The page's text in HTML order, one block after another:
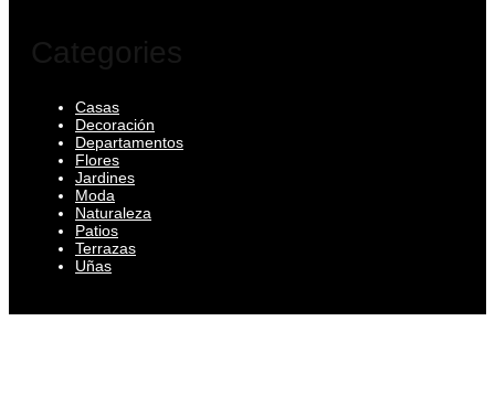
Categories
Casas
Decoración
Departamentos
Flores
Jardines
Moda
Naturaleza
Patios
Terrazas
Uñas